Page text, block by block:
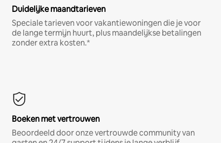
Duidelijke maandtarieven
Speciale tarieven voor vakantiewoningen die je voor
de lange termijn huurt, plus maandelijkse betalingen
zonder extra kosten.*
Boeken met vertrouwen
Beoordeeld door onze vertrouwde community van